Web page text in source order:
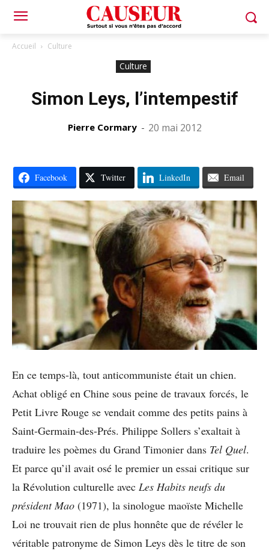
Accueil Culture
Culture
Simon Leys, l’intempestif
Pierre Cormary - 20 mai 2012
Facebook Twitter LinkedIn Email
En ce temps-là, tout anticommuniste était un chien.
Achat obligé en Chine sous peine de travaux forcés, le
Petit Livre Rouge se vendait comme des petits pains à
Saint-Germain-des-Prés. Philippe Sollers s’exaltait à
traduire les poèmes du Grand Timonier dans Tel Quel.
Et parce qu’il avait osé le premier un essai critique sur
la Révolution culturelle avec Les Habits neufs du
président Mao (1971), la sinologue maoïste Michelle
Loi ne trouvait rien de plus honnête que de révéler le
véritable patronyme de Simon Leys dès le titre de son